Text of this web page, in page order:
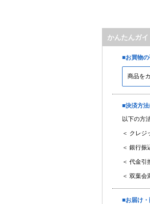
かんたんガイ
■お買物
商品を
■決済方
以下の方
＜ クレジ
＜ 銀行
＜ 代金引
＜ 双葉会
■お届け